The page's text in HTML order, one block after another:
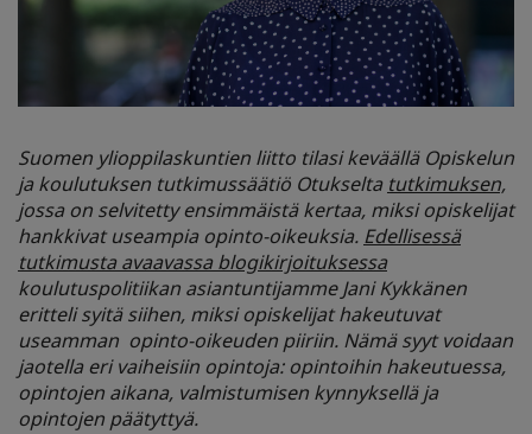
Suomen ylioppilaskuntien liitto tilasi keväällä Opiskelun
ja koulutuksen tutkimussäätiö Otukselta tutkimuksen,
jossa on selvitetty ensimmäistä kertaa, miksi opiskelijat
hankkivat useampia opinto-oikeuksia. Edellisessä
tutkimusta avaavassa blogikirjoituksessa
koulutuspolitiikan asiantuntijamme Jani Kykkänen
eritteli syitä siihen, miksi opiskelijat hakeutuvat
useamman opinto-oikeuden piiriin. Nämä syyt voidaan
jaotella eri vaiheisiin opintoja: opintoihin hakeutuessa,
opintojen aikana, valmistumisen kynnyksellä ja
opintojen päätyttyä.